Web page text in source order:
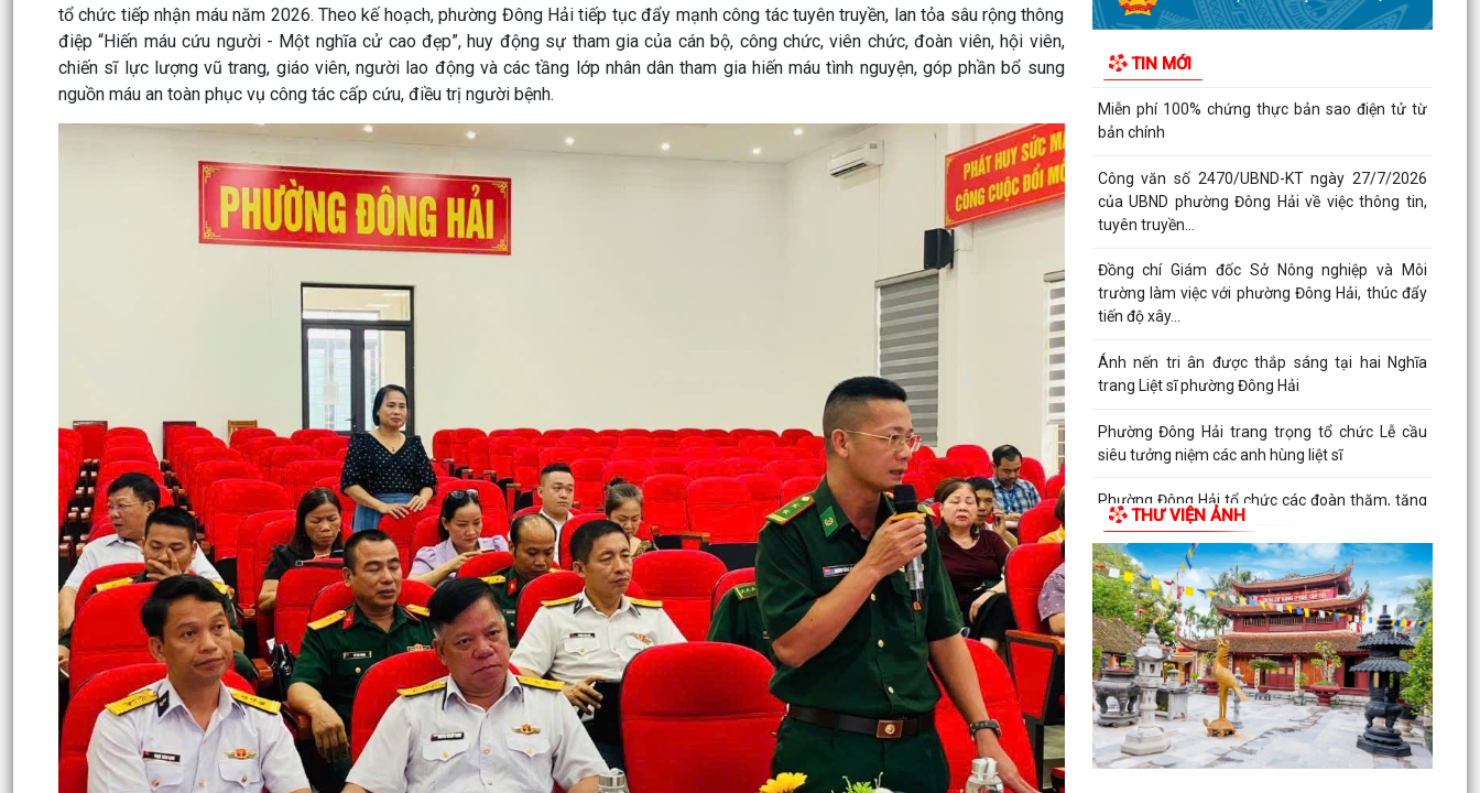
tổ chức tiếp nhận máu năm 2026. Theo kế hoạch, phường Đông Hải tiếp tục đẩy mạnh công tác tuyên truyền, lan tỏa sâu rộng thông
điệp “Hiến máu cứu người - Một nghĩa cử cao đẹp”, huy động sự tham gia của cán bộ, công chức, viên chức, đoàn viên, hội viên,
chiến sĩ lực lượng vũ trang, giáo viên, người lao động và các tầng lớp nhân dân tham gia hiến máu tình nguyện, góp phần bổ sung
nguồn máu an toàn phục vụ công tác cấp cứu, điều trị người bệnh.
TIN MỚI
UBND phường Đông Hải: Quyết liệt thực hiện
mục tiêu năm...
Miễn phí 100% chứng thực bản sao điện tử từ
bản chính
Công văn số 2470/UBND-KT ngày 27/7/2026
của UBND phường Đông Hải về việc thông tin,
tuyên truyền...
Đồng chí Giám đốc Sở Nông nghiệp và Môi
trường làm việc với phường Đông Hải, thúc đẩy
tiến độ xây...
Ánh nến tri ân được thắp sáng tại hai Nghĩa
trang Liệt sĩ phường Đông Hải
Phường Đông Hải trang trọng tổ chức Lễ cầu
siêu tưởng niệm các anh hùng liệt sĩ
Phường Đông Hải tổ chức các đoàn thăm, tặng
quà gia đình chính sách nhân kỷ niệm 79 năm
Ngày Thương...
Phường Đông Hải phối hợp trao quà tri ân người
có công nhân kỷ niệm 79 năm Ngày Thương
binh - Liệt...
Giáo xứ Xâm Bồ dâng hoa tri ân các anh hùng
liệt sĩ
Hội CCB phường Đông Hải phát huy vai trò nòng
THƯ VIỆN ẢNH